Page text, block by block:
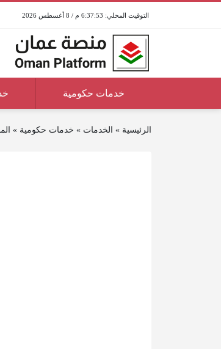
6:37:53 م / 8 أغسطس 2026
خدمات حكومية
الرئيسية » الخدمات » خدمات حكومية »